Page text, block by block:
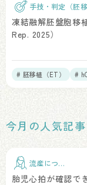
手技・判定（胚移
植）
凍結融解胚盤胞移
Rep. 2025）
# 胚移植（ET） #
今月の人気記事
流産につい
胎児心拍が確認で